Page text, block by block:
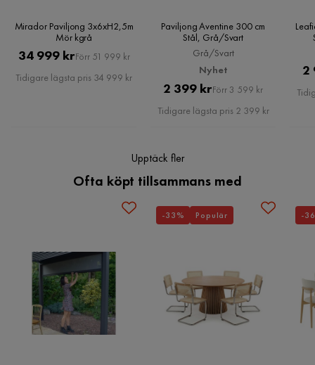
Mirador Paviljong 3x6xH2,5m
Mör kgrå
Pris
34 999 krOriginal
Pris
Förr 51 999 kr
Tidigare lägsta pris 34 999 kr
Paviljong Aventine 300 cm
Stål, Grå/Svart
Grå/Svart
Nyhet
Pris
2 399 krOriginal
Pris
Förr 3 599 kr
Tidigare lägsta pris 2 399 kr
2
Upptäck fler
Ofta köpt tillsammans med
-33% Populär -